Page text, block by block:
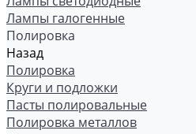
Лампы галогенные
Полировка
Назад
Полировка
Круги и подложки
Пасты полировальные
Полировка металлов